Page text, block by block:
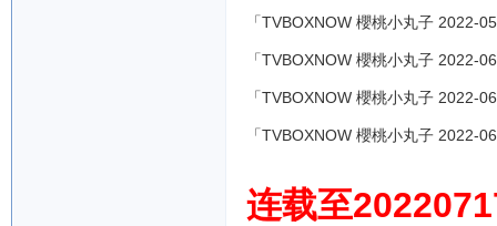
「TVBOXNOW 櫻桃小丸子 2022-
「TVBOXNOW 櫻桃小丸子 2022-
「TVBOXNOW 櫻桃小丸子 2022-
「TVBOXNOW 櫻桃小丸子 2022-
连载至